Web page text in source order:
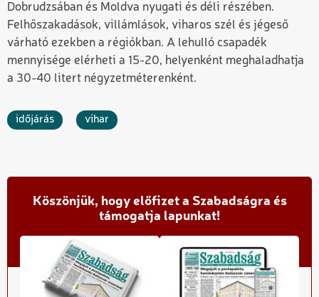
Dobrudzsában és Moldva nyugati és déli részében.
Felhőszakadások, villámlások, viharos szél és jégeső
várható ezekben a régiókban. A lehulló csapadék
mennyisége elérheti a 15-20, helyenként meghaladhatja
a 30-40 litert négyzetméterenként.
időjárás vihar
Köszönjük, hogy előfizet a Szabadságra és
támogatja lapunkat!